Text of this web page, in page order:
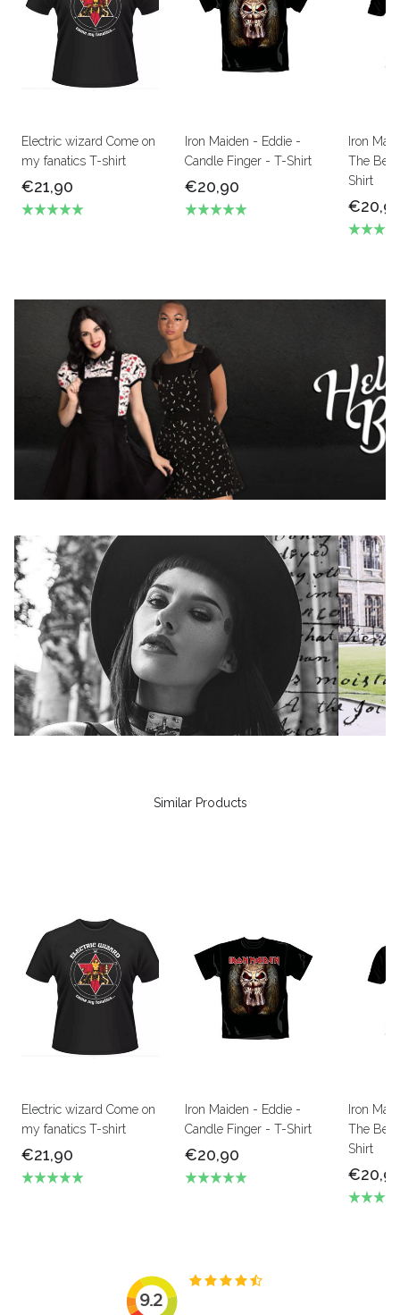
Electric wizard Come on
my fanatics T-shirt
€21,90
Iron Maiden - Eddie -
Candle Finger - T-Shirt
€20,90
Iron
The
Shirt
Similar Products
Electric wizard Come on
my fanatics T-shirt
€21,90
Iron Maiden - Eddie -
Candle Finger - T-Shirt
€20,90
Iron
The
Shirt